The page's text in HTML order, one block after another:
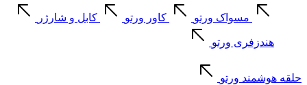
مسواک ورتو کاور ورتو کابل و شارژر
هندزفری ورتو
حلقه هوشمند ورتو